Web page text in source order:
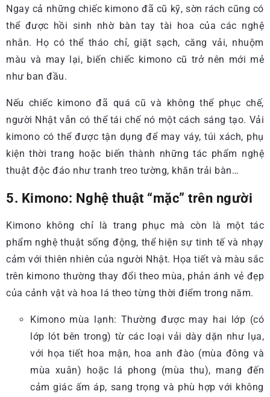
Ngay cả những chiếc kimono đã cũ kỹ, sờn rách cũng có
thể được hồi sinh nhờ bàn tay tài hoa của các nghệ
nhân. Họ có thể tháo chỉ, giặt sạch, căng vải, nhuộm
màu và may lại, biến chiếc kimono cũ trở nên mới mẻ
như ban đầu.
Nếu chiếc kimono đã quá cũ và không thể phục chế,
người Nhật vẫn có thể tái chế nó một cách sáng tạo. Vải
kimono có thể được tận dụng để may váy, túi xách, phụ
kiện thời trang hoặc biến thành những tác phẩm nghệ
thuật độc đáo như tranh treo tường, khăn trải bàn…
5. Kimono: Nghệ thuật “mặc” trên người
Kimono không chỉ là trang phục mà còn là một tác
phẩm nghệ thuật sống động, thể hiện sự tinh tế và nhạy
cảm với thiên nhiên của người Nhật. Họa tiết và màu sắc
trên kimono thường thay đổi theo mùa, phản ánh vẻ đẹp
của cảnh vật và hoa lá theo từng thời điểm trong năm.
Kimono mùa lạnh: Thường được may hai lớp (có
lớp lót bên trong) từ các loại vải dày dặn như lụa,
với họa tiết hoa mận, hoa anh đào (mùa đông và
mùa xuân) hoặc lá phong (mùa thu), mang đến
cảm giác ấm áp, sang trọng và phù hợp với không